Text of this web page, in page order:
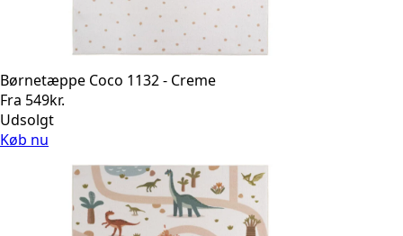
Børnetæppe Coco 1132 - Creme
Fra 549kr.
Udsolgt
Køb nu